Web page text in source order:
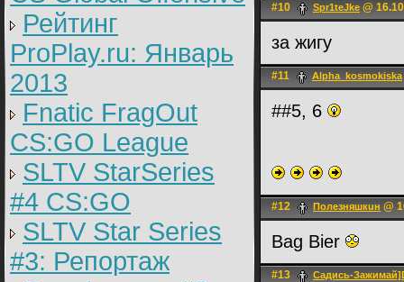
Рейтинг
ProPlay.ru: Январь
2013
Fnatic FragOut
CS:GO League
SLTV StarSeries
#4 CS:GO
SLTV Star Series
#3: Репортаж
#10 Spr1teJke @
за жигу
#11 Alpha_kosmokiska
##5, 6
#12 Полeзняшкuн @
Bag Bier
#13 Садись-